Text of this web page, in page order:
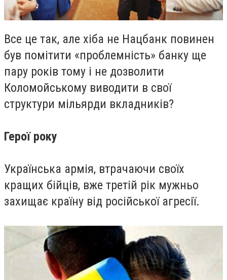
Все це так, але хіба не Нацбанк повинен
був помітити «проблемність» банку ще
пару років тому і не дозволити
Коломойському виводити в свої
структури мільярди вкладників?
Герої року
Українська армія, втрачаючи своїх
кращих бійців, вже третій рік мужньо
захищає країну від російської агресії.